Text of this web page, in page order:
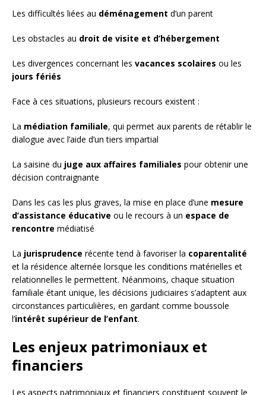
Les difficultés liées au déménagement d’un parent
Les obstacles au droit de visite et d’hébergement
Les divergences concernant les vacances scolaires ou les
jours fériés
Face à ces situations, plusieurs recours existent :
La médiation familiale, qui permet aux parents de rétablir le
dialogue avec l’aide d’un tiers impartial
La saisine du juge aux affaires familiales pour obtenir une
décision contraignante
Dans les cas les plus graves, la mise en place d’une mesure
d’assistance éducative ou le recours à un espace de
rencontre médiatisé
La jurisprudence récente tend à favoriser la coparentalité
et la résidence alternée lorsque les conditions matérielles et
relationnelles le permettent. Néanmoins, chaque situation
familiale étant unique, les décisions judiciaires s’adaptent aux
circonstances particulières, en gardant comme boussole
l’intérêt supérieur de l’enfant.
Les enjeux patrimoniaux et
financiers
Les aspects patrimoniaux et financiers constituent souvent le